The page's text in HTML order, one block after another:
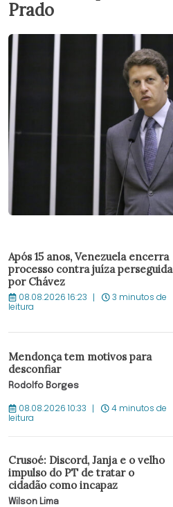
Prado
Após 15 anos, Venezuela encerra
processo contra juíza perseguida
por Chávez
08.08.2026 16:23 3 minutos de
leitura
Mendonça tem motivos para
desconfiar
Rodolfo Borges
08.08.2026 10:33 4 minutos de
leitura
Crusoé: Discord, Janja e o velho
impulso do PT de tratar o
cidadão como incapaz
Wilson Lima